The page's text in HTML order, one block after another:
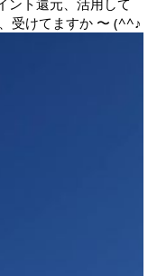
、受けてますか 〜 (^^♪